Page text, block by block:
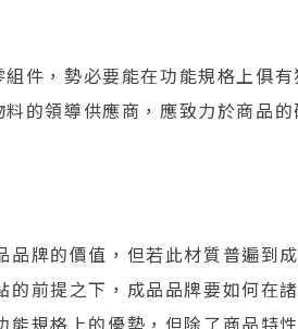
件，勢必要能在功能規格上俱
的領導供應商，應致力於商品
牌的價值，但若此材質普遍到
前提之下，成品品牌要如何在
能規格上的優勢，但除了商品特